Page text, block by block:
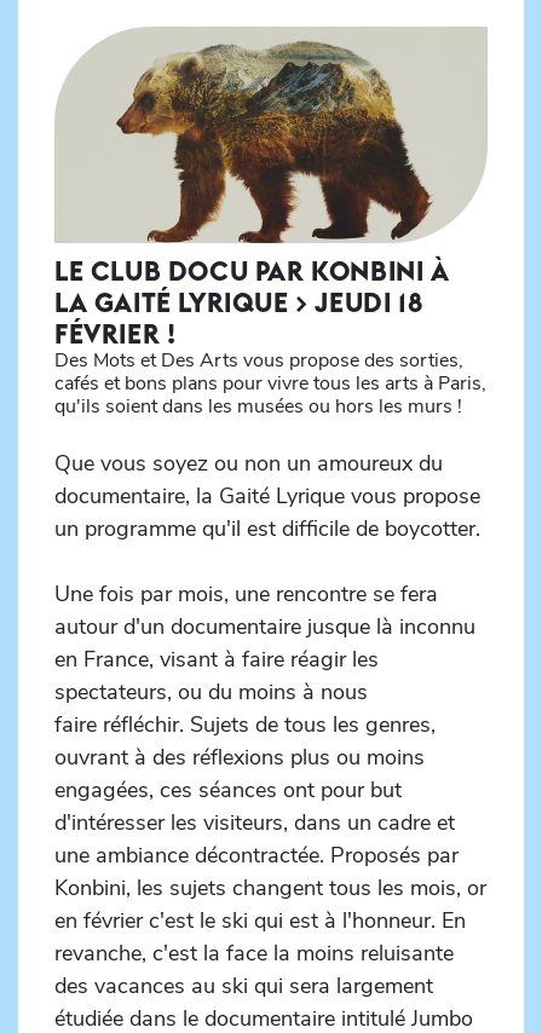
LE CLUB DOCU PAR KONBINI À
LA GAITÉ LYRIQUE > JEUDI 18
FÉVRIER !
Des Mots et Des Arts vous propose des sorties,
cafés et bons plans pour vivre tous les arts à Paris,
qu'ils soient dans les musées ou hors les murs !
Que vous soyez ou non un amoureux du
documentaire, la Gaité Lyrique vous propose
un programme qu'il est difficile de boycotter.
Une fois par mois, une rencontre se fera
autour d'un documentaire jusque là inconnu
en France, visant à faire réagir les
spectateurs, ou du moins à nous
faire réfléchir. Sujets de tous les genres,
ouvrant à des réflexions plus ou moins
engagées, ces séances ont pour but
d'intéresser les visiteurs, dans un cadre et
une ambiance décontractée. Proposés par
Konbini, les sujets changent tous les mois, or
en février c'est le ski qui est à l'honneur. En
revanche, c'est la face la moins reluisante
des vacances au ski qui sera largement
étudiée dans le documentaire intitulé Jumbo